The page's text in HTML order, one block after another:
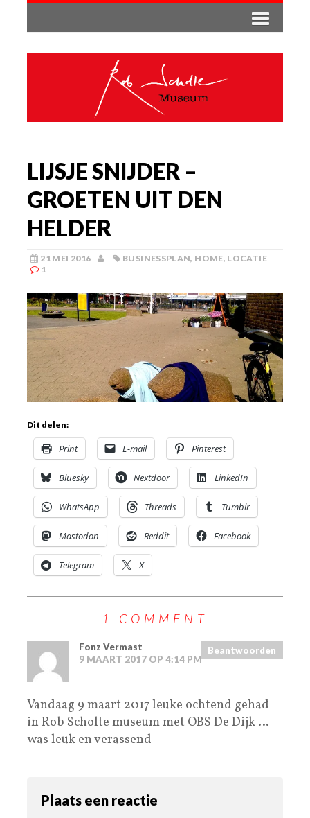
LIJSJE SNIJDER –
GROETEN UIT DEN
HELDER
21 MEI 2016 BUSINESSPLAN, HOME, LOCATIE
1
Dit delen:
Print E-mail Pinterest
Bluesky Nextdoor LinkedIn
WhatsApp Threads Tumblr
Mastodon Reddit Facebook
Telegram X
1 COMMENT
Fonz Vermast
9 MAART 2017 OP 4:14 PM
Beantwoorden
Vandaag 9 maart 2017 leuke ochtend gehad
in Rob Scholte museum met OBS De Dijk …
was leuk en verassend
Plaats een reactie